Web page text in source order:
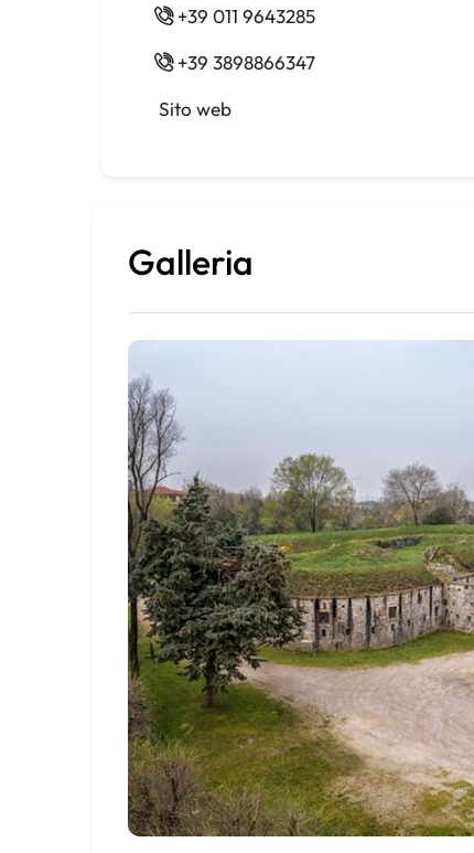
+39 011 9643285
+39 3898866347
Sito web
Galleria